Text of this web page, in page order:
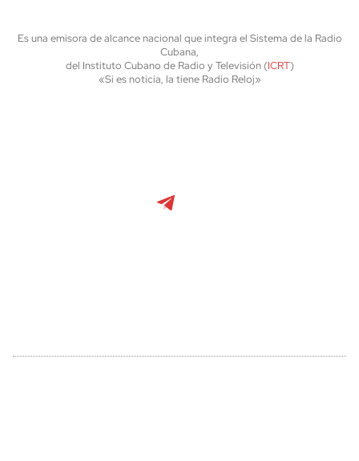
Es una emisora de alcance nacional que integra el Sistema de la Radio
Cubana,
del Instituto Cubano de Radio y Televisión (ICRT)
«Si es noticia, la tiene Radio Reloj»